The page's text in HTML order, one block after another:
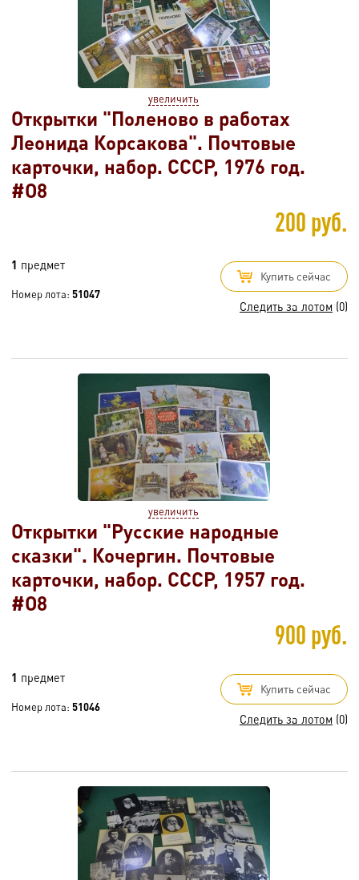
увеличить
Открытки "Поленово в работах
Леонида Корсакова". Почтовые
карточки, набор. СССР, 1976 год.
#O8
200 руб.
1 предмет
Номер лота: 51047
Купить сейчас
Следить за лотом (0)
увеличить
Открытки "Русские народные
сказки". Кочергин. Почтовые
карточки, набор. СССР, 1957 год.
#O8
900 руб.
1 предмет
Номер лота: 51046
Купить сейчас
Следить за лотом (0)